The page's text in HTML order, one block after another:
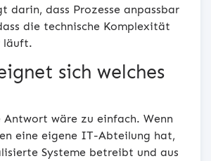
darin, dass Prozesse anpassbar
die technische Komplexität
läuft.
sich welches
Antwort wäre zu einfach. Wenn
eine eigene IT-Abteilung hat,
Systeme betreibt und aus